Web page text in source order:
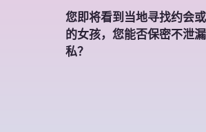
您即将看到当地寻找约会
的女孩，您能否保密不泄
私？